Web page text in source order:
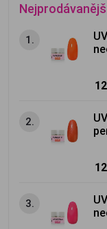
1.
2.
3.